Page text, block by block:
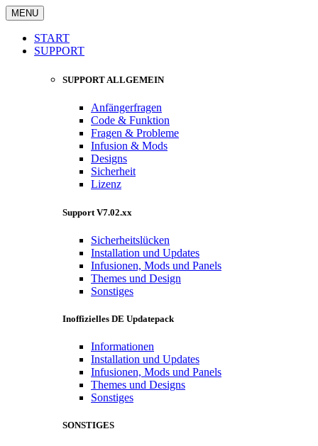
MENU
START
SUPPORT
SUPPORT ALLGEMEIN
Anfängerfragen
Code & Funktion
Fragen & Probleme
Infusion & Mods
Designs
Sicherheit
Lizenz
Support V7.02.xx
Sicherheitslücken
Installation und Updates
Infusionen, Mods und Panels
Themes und Design
Sonstiges
Inoffizielles DE Updatepack
Informationen
Installation und Updates
Infusionen, Mods und Panels
Themes und Designs
Sonstiges
SONSTIGES